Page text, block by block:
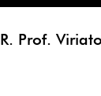
R. Prof.